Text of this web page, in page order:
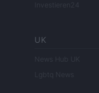
Investieren24
UK
News Hub UK
Lgbtq News